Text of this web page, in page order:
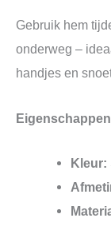
Gebruik hem
onderweg –
handjes en
Kleur: